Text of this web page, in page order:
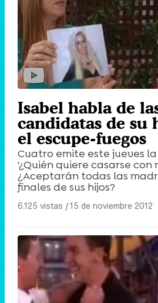
Isabel habla de
candidatas de su
el escupe-fuegos
Cuatro emite este jueves
'¿Quién quiere casarse con
¿Aceptarán todas las
finales de sus hijos?
6.125 vistas |15 de noviembre 2012